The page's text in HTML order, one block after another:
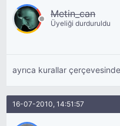
Metin_can
Üyeliği durduruldu
ayrıca kurallar
16-07-2010, 14:51:57